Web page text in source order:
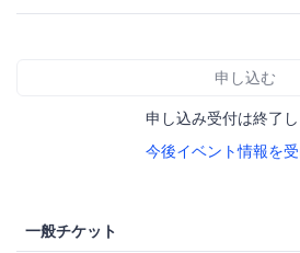
申し込む
申し込み受付は終了
今後イベント情報を
一般チケット